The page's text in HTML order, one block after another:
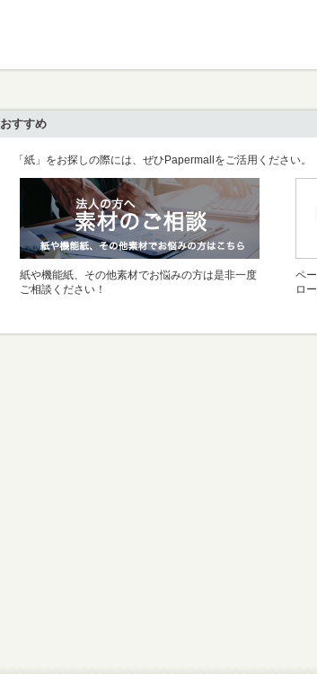
おすすめ
「紙」をお探しの際には、ぜひPapermallをご活用ください。
紙や機能紙、その他素材でお悩みの方は是非一度
ご相談ください！
ペ
ロ